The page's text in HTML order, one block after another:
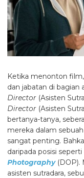
Ketika menonton
dan jabatan di bagian
Director (Asisten
Director (Asisten
bertanya-tanya,
mereka dalam
sangat penting.
daripada posisi
Photography(DOP).
asisten sutradara,